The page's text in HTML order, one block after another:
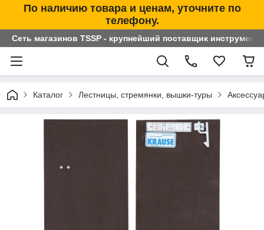
По наличию товара и ценам, уточните по
телефону.
Сеть магазинов TSSP - крупнейший поставщик
Каталог Лестницы, стремянки, вышки-туры